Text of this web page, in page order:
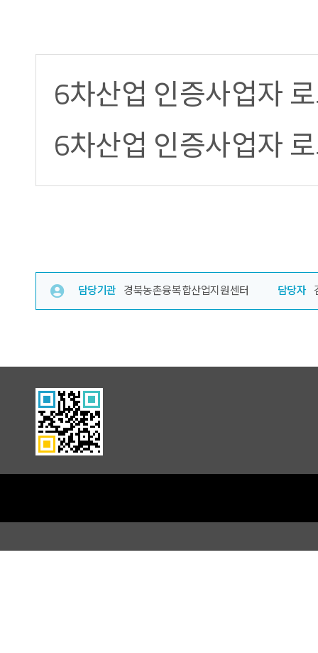
6차산업 인증사업자
6차산업 인증사업자
담당기관 경북농촌융복합산업지원센터 담당자